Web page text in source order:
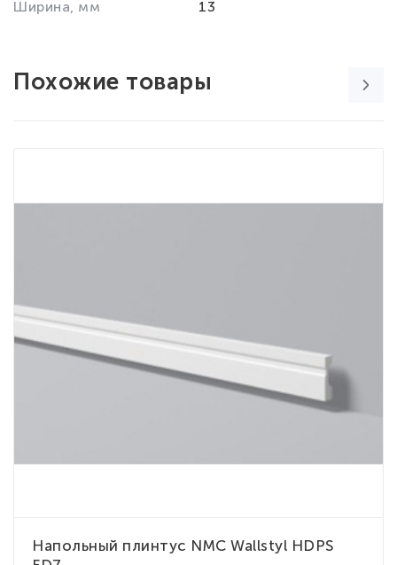
Ширина, мм 13
Похожие товары
Напольный плинтус NMC Wallstyl HDPS